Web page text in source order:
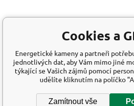
Cookies a
Energetické kameny a partneři
jednotlivých dat, aby Vám mimo jiné
týkající se Vašich zájmů pomocí
udělíte kliknutím na políčko
Zamítnout vše